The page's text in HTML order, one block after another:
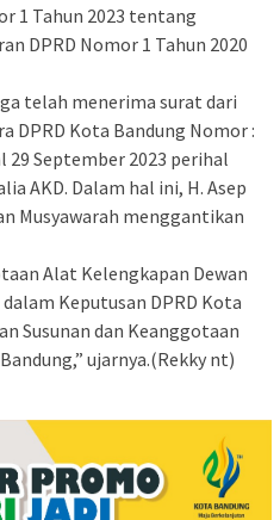
1 Tahun 2023 tentang
DPRD Nomor 1 Tahun 2020
telah menerima surat dari
DPRD Kota Bandung Nomor :
29 September 2023 perihal
AKD. Dalam hal ini, H. Asep
Musyawarah menggantikan
Alat Kelengkapan Dewan
Keputusan DPRD Kota
Susunan dan Keanggotaan
ujarnya.(Rekky nt)